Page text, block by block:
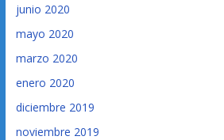
junio 2020
mayo 2020
marzo 2020
enero 2020
diciembre 2019
noviembre 2019